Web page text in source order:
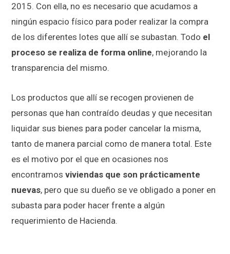
2015. Con ella, no es necesario que acudamos a
ningún espacio físico para poder realizar la compra
de los diferentes lotes que allí se subastan. Todo el
proceso se realiza de forma online, mejorando la
transparencia del mismo.
Los productos que allí se recogen provienen de
personas que han contraído deudas y que necesitan
liquidar sus bienes para poder cancelar la misma,
tanto de manera parcial como de manera total. Este
es el motivo por el que en ocasiones nos
encontramos viviendas que son prácticamente
nuevas, pero que su dueño se ve obligado a poner en
subasta para poder hacer frente a algún
requerimiento de Hacienda.